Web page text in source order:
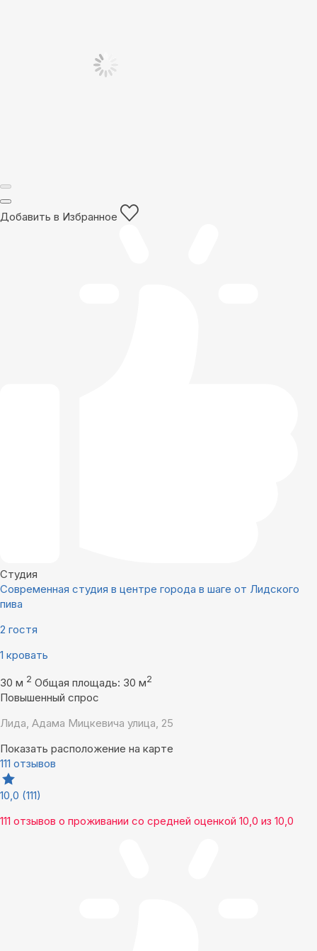
Добавить в Избранное
Студия
Современная студия в центре города в шаге от Лидского
пива
2 гостя
1 кровать
30 м 2 Общая площадь: 30 м2
Повышенный спрос
Лида, Адама Мицкевича улица, 25
Показать расположение на карте
111 отзывов
10,0 (111)
111 отзывов о проживании со средней оценкой 10,0 из 10,0